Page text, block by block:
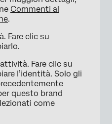
Commenti al
.
Fare clic su
Fare clic su
l’identità. Solo gli
questo brand
come